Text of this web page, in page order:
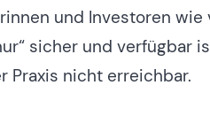
und Investoren
sicher und verfügbar
Praxis nicht erreichbar.